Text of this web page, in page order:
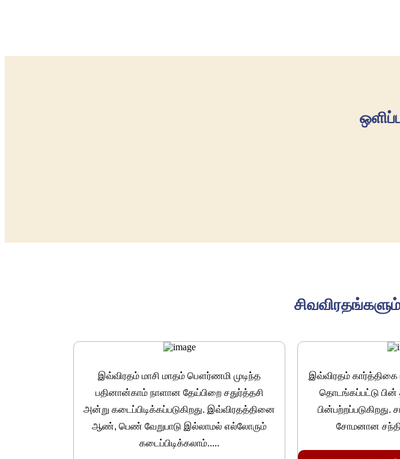
இவ்விரதம் மாசி மாதம் பௌர்ணமி முடிந்த
பதினான்காம் நாளான தேய்பிறை சதுர்த்தசி
அன்று கடைப்பிடிக்கப்படுகிறது. இவ்விரதத்தினை
ஆண், பெண் வேறுபாடு இல்லாமல் எல்லோரும்
கடைப்பிடிக்கலாம்.....
இவ்விரதம்
தொடங்கப்பட்டு பின்
சோமனான